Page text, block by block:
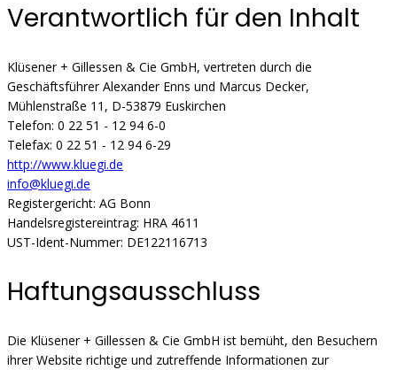
Verantwortlich für den Inhalt
Klüsener + Gillessen & Cie GmbH, vertreten durch die
Geschäftsführer Alexander Enns und Marcus Decker,
Mühlenstraße 11, D-53879 Euskirchen
Telefon: 0 22 51 - 12 94 6-0
Telefax: 0 22 51 - 12 94 6-29
http://www.kluegi.de
info@kluegi.de
Registergericht: AG Bonn
Handelsregistereintrag: HRA 4611
UST-Ident-Nummer: DE122116713
Haftungsausschluss
Die Klüsener + Gillessen & Cie GmbH ist bemüht, den Besuchern
ihrer Website richtige und zutreffende Informationen zur